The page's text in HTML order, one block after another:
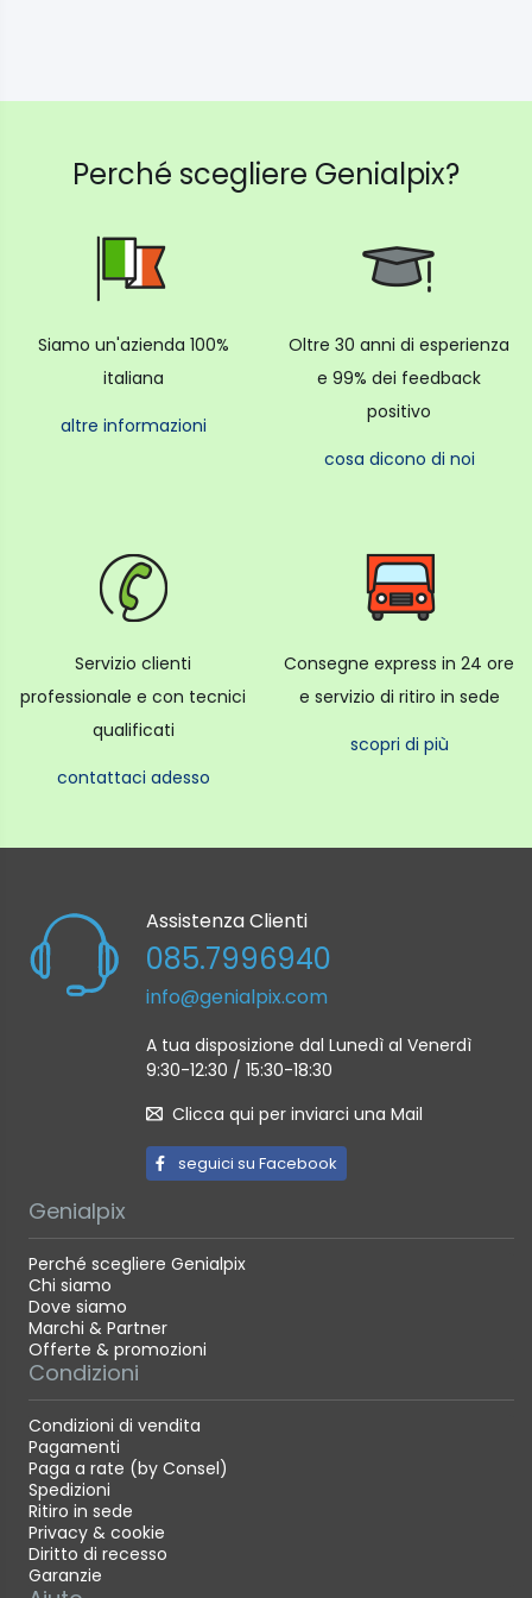
Perché scegliere Genialpix?
Siamo un'azienda 100%
italiana
altre informazioni
Oltre 30 anni di esperienza
e 99% dei feedback
positivo
cosa dicono di noi
Servizio clienti
professionale e con tecnici
qualificati
contattaci adesso
Consegne express in 24 ore
e servizio di ritiro in sede
scopri di più
Assistenza Clienti
085.7996940
info@genialpix.com
A tua disposizione dal Lunedì al Venerdì
9:30-12:30 / 15:30-18:30
Clicca qui per inviarci una Mail
seguici su Facebook
Genialpix
Perché scegliere Genialpix
Chi siamo
Dove siamo
Marchi & Partner
Offerte & promozioni
Condizioni
Condizioni di vendita
Pagamenti
Paga a rate (by Consel)
Spedizioni
Ritiro in sede
Privacy & cookie
Diritto di recesso
Garanzie